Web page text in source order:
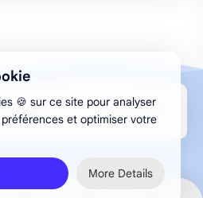
Chine
correspondance
🍪 sur ce site pour analyser
et optimiser votre
More Details